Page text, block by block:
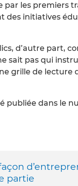
par les premiers
initiatives
d’autre part,
sait pas qui
grille de lecture
publiée dans le
partie